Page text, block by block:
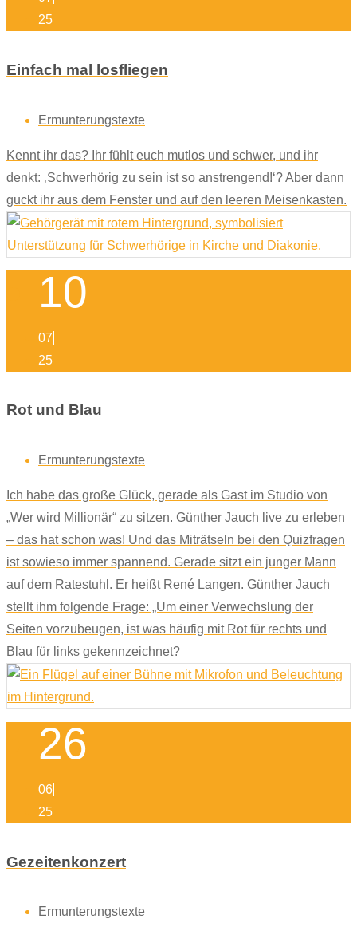
25
Einfach mal losfliegen
Ermunterungstexte
Kennt ihr das? Ihr fühlt euch mutlos und schwer, und ihr
denkt: ‚Schwerhörig zu sein ist so anstrengend!‘? Aber dann
guckt ihr aus dem Fenster und auf den leeren Meisenkasten.
10
07
25
Rot und Blau
Ermunterungstexte
Ich habe das große Glück, gerade als Gast im Studio von
„Wer wird Millionär“ zu sitzen. Günther Jauch live zu erleben
– das hat schon was! Und das Miträtseln bei den Quizfragen
ist sowieso immer spannend. Gerade sitzt ein junger Mann
auf dem Ratestuhl. Er heißt René Langen. Günther Jauch
stellt ihm folgende Frage: „Um einer Verwechslung der
Seiten vorzubeugen, ist was häufig mit Rot für rechts und
Blau für links gekennzeichnet?
26
06
25
Gezeitenkonzert
Ermunterungstexte